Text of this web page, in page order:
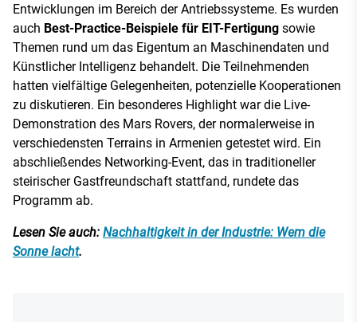
Entwicklungen im Bereich der Antriebssysteme. Es wurden
auch Best-Practice-Beispiele für EIT-Fertigung sowie
Themen rund um das Eigentum an Maschinendaten und
Künstlicher Intelligenz behandelt. Die Teilnehmenden
hatten vielfältige Gelegenheiten, potenzielle Kooperationen
zu diskutieren. Ein besonderes Highlight war die Live-
Demonstration des Mars Rovers, der normalerweise in
verschiedensten Terrains in Armenien getestet wird. Ein
abschließendes Networking-Event, das in traditioneller
steirischer Gastfreundschaft stattfand, rundete das
Programm ab.
Lesen Sie auch: Nachhaltigkeit in der Industrie: Wem die
Sonne lacht.